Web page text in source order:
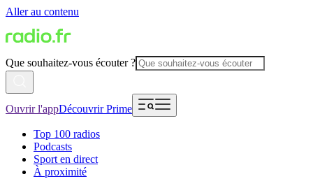
Aller au contenu
Que souhaitez-vous écouter ?
Ouvrir l'appDécouvrir Prime
Top 100 radios
Podcasts
Sport en direct
À proximité